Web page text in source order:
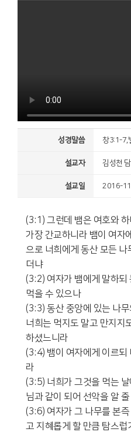
성경말씀 창3:1-7,
설교자 김성천
설교일 2016-
(3:1) 그런데 뱀은 여호와
가장 간교하니라 뱀이 여자
으로 너희에게 동산 모든 나
더냐
(3:2) 여자가 뱀에게 말하되
먹을 수 있으나
(3:3) 동산 중앙에 있는 나
너희는 먹지도 말고 만지지
하셨느니라
(3:4) 뱀이 여자에게 이르되
라
(3:5) 너희가 그것을 먹는
님과 같이 되어 선악을 알
(3:6) 여자가 그 나무를 본
고 지혜롭게 할 만큼 탐스